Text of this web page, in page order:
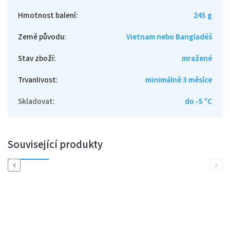
Hmotnost balení:
245 g
Země původu:
Vietnam nebo Bangladéš
Stav zboží:
mražené
Trvanlivost:
minimálně 3 měsíce
Skladovat: do -5 °C
Související produkty
Previous Next